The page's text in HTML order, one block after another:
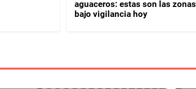
aguaceros: estas son las zonas
bajo vigilancia hoy